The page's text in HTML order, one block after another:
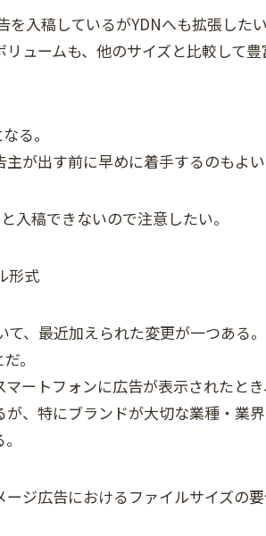
入稿しているがYDNへも拡張した
ュームも、他のサイズと比較して
る。
が出す前に早めに着手するのもよい
入稿できないので注意したい。
形式
、最近加えられた変更が一つある
。
ートフォンに広告が表示されたと
、特にブランドが大切な業種・業
ジ広告におけるファイルサイズの